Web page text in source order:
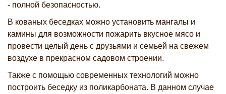
- полной безопасностью.
В кованых беседках можно установить мангалы и
камины для возможности пожарить вкусное мясо и
провести целый день с друзьями и семьей на свежем
воздухе в прекрасном садовом строении.
Также с помощью современных технологий можно
построить беседку из поликарбоната. В данном случае